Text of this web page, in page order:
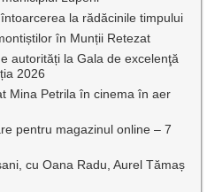
la rădăcinile timpului
în Munții Retezat
autorități la Gala de excelenţă
2026
Mina Petrila în cinema în aer
pentru magazinul online – 7
cu Oana Radu, Aurel Tămaș